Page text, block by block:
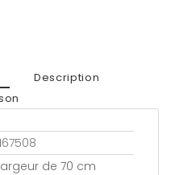
Description
de 70 cm